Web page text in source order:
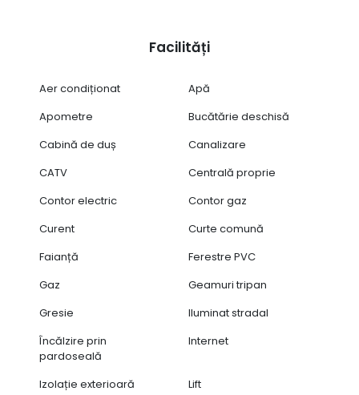
Facilități
Aer condiționat
Apă
Apometre
Bucătărie deschisă
Cabină de duș
Canalizare
CATV
Centrală proprie
Contor electric
Contor gaz
Curent
Curte comună
Faianță
Ferestre PVC
Gaz
Geamuri tripan
Gresie
Iluminat stradal
Încălzire prin
pardoseală
Internet
Izolație exterioară
Lift